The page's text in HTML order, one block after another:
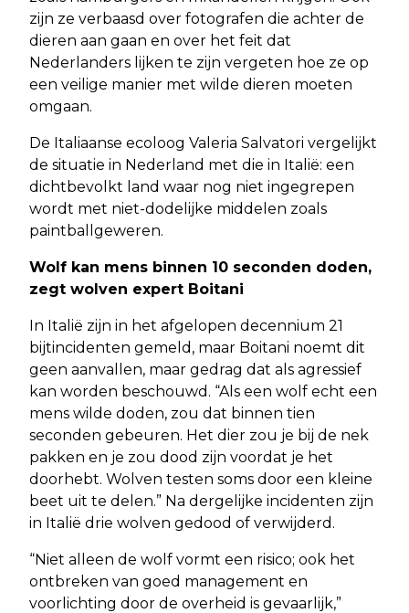
zijn ze verbaasd over fotografen die achter de
dieren aan gaan en over het feit dat
Nederlanders lijken te zijn vergeten hoe ze op
een veilige manier met wilde dieren moeten
omgaan.
De Italiaanse ecoloog Valeria Salvatori vergelijkt
de situatie in Nederland met die in Italië: een
dichtbevolkt land waar nog niet ingegrepen
wordt met niet-dodelijke middelen zoals
paintballgeweren.
Wolf kan mens binnen 10 seconden doden,
zegt wolven expert Boitani
In Italië zijn in het afgelopen decennium 21
bijtincidenten gemeld, maar Boitani noemt dit
geen aanvallen, maar gedrag dat als agressief
kan worden beschouwd. “Als een wolf echt een
mens wilde doden, zou dat binnen tien
seconden gebeuren. Het dier zou je bij de nek
pakken en je zou dood zijn voordat je het
doorhebt. Wolven testen soms door een kleine
beet uit te delen.” Na dergelijke incidenten zijn
in Italië drie wolven gedood of verwijderd.
“Niet alleen de wolf vormt een risico; ook het
ontbreken van goed management en
voorlichting door de overheid is gevaarlijk,”